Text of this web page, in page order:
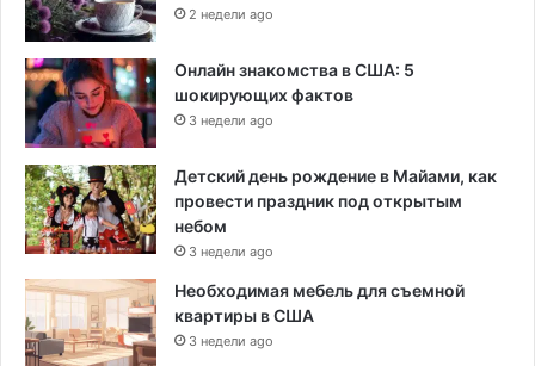
2 недели ago
Онлайн знакомства в США: 5
шокирующих фактов
3 недели ago
Детский день рождение в Майами, как
провести праздник под открытым
небом
3 недели ago
Необходимая мебель для съемной
квартиры в США
3 недели ago